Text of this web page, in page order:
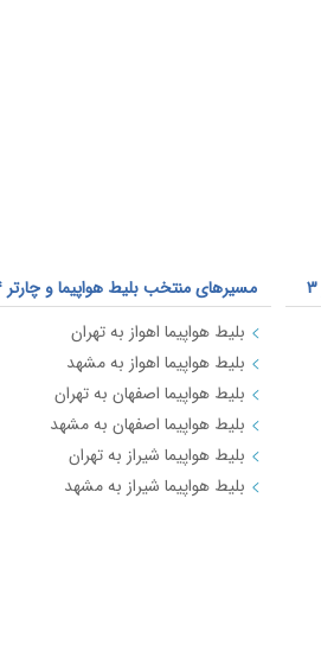
مسیرهای منتخب بلیط هواپیما و چارتر 4
بلیط هواپیما اهواز به تهران
بلیط هواپیما اهواز به مشهد
بلیط هواپیما اصفهان به تهران
بلیط هواپیما اصفهان به مشهد
بلیط هواپیما شیراز به تهران
بلیط هواپیما شیراز به مشهد